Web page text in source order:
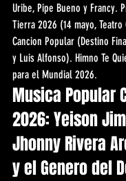
Uribe, Pipe Bueno y Francy.
Tierra 2026 (14 mayo,
Cancion Popular (Destino
y Luis Alfonso). Himno Te
para el Mundial 2026.
Musica Popular
2026: Yeison
Jhonny Rivera
y el Genero del